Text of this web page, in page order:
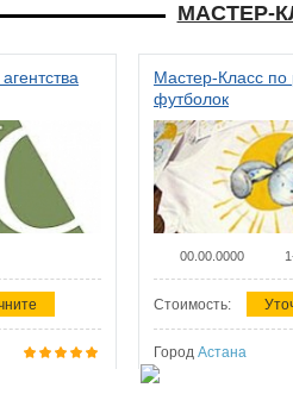
МАСТЕР-
Мастер-Класс по
футболок
00.00.0000
Стоимость:
Город Астана